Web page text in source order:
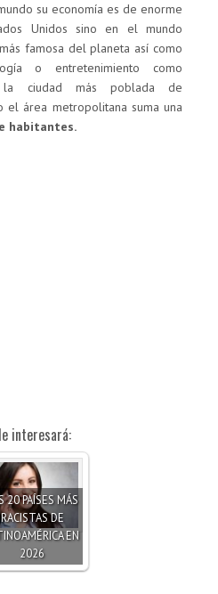
su economía es de enorme
Unidos sino en el mundo
famosa del planeta así como
o entretenimiento como
la ciudad más poblada de
el área metropolitana suma una
habitantes.
interesará:
20 PAÍSES MÁS
RACISTAS DE
EN
2026